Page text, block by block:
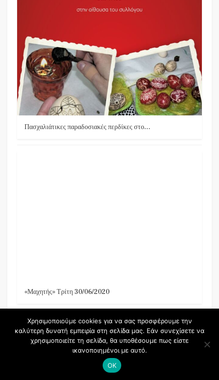
Πασχαλιάτικες παραδοσιακές περδίκες στο…
«Μαχητής» Τρίτη 30/06/2020
Χρησιμοποιούμε cookies για να σας προσφέρουμε την
καλύτερη δυνατή εμπειρία στη σελίδα μας. Εάν συνεχίσετε να
χρησιμοποιείτε τη σελίδα, θα υποθέσουμε πως είστε
ικανοποιημένοι με αυτό.
OK